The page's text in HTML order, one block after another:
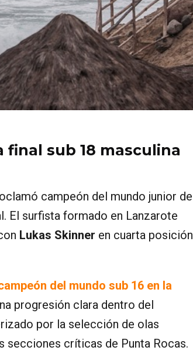
final sub 18 masculina
campeón del mundo junior de
El surfista formado en Lanzarote
Lukas Skinner en cuarta posición
del mundo sub 16 en la
progresión clara dentro del
por la selección de olas
secciones críticas de Punta Rocas.